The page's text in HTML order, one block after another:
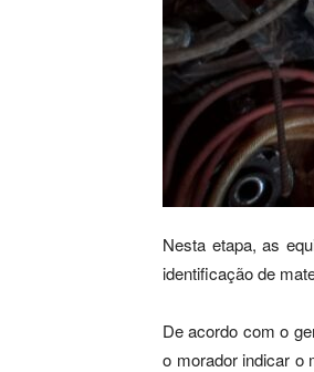
Nesta etapa, as
identificação de
De acordo com o
o morador indicar o